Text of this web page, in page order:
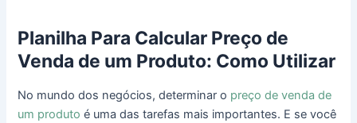
Planilha Para Calcular Preço de
Venda de um Produto: Como Utilizar
No mundo dos negócios, determinar o preço de venda de
um produto é uma das tarefas mais importantes. E se você